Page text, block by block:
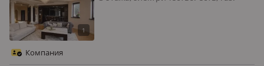
Компания